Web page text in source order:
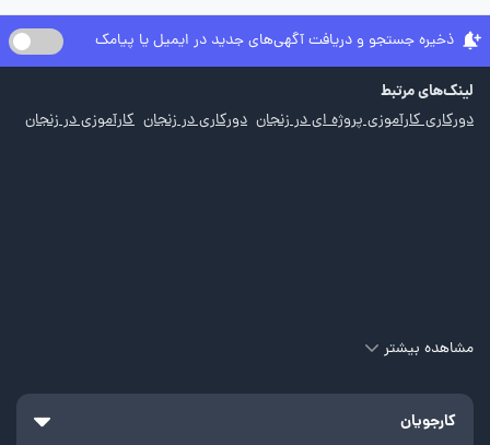
ذخیره جستجو و دریافت آگهی‌های جدید در ایمیل یا پیامک
لینک‌های مرتبط
دورکاری کارآموزی پروژه ای در زنجان دورکاری در زنجان کارآموزی در زنجان
مشاهده بیشتر
کارجویان